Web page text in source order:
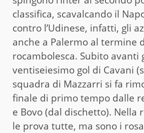
classifica, scavalcando il
contro l’Udinese, infatti, gli
anche a Palermo al termine
rocambolesca. Subito avanti
ventiseiesimo gol di Cavani
squadra di Mazzarri si fa
finale di primo tempo dalle
e Bovo (dal dischetto). Nella
le prova tutte, ma sono i